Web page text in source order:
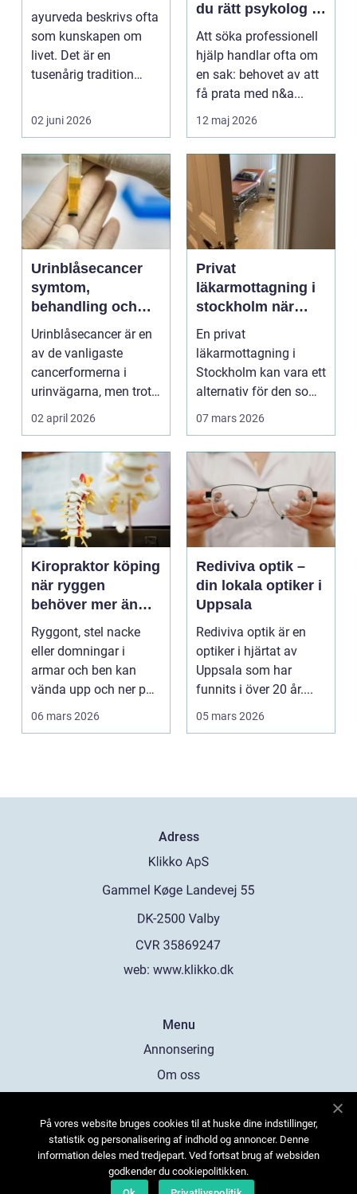
ayurveda beskrivs ofta
som kunskapen om
livet. Det är en
tusenårig tradition
kropp,...
02 juni 2026
du rätt psykolog i
Västerås för
samtal och terapi
Att söka professionell
hjälp handlar ofta om
en sak: behovet av att
få prata med n&a...
12 maj 2026
Urinblåsecancer
symtom,
behandling och
livet efter
diagnosen
Urinblåsecancer är en
av de vanligaste
cancerformerna i
urinvägarna, men trots
det hamnar den ofta
02 april 2026
Privat
läkarmottagning i
stockholm när
personlig vård och
specialistkunskap
är viktig
En privat
läkarmottagning i
Stockholm kan vara ett
alternativ för den som
vill ha snabb tillgång
07 mars 2026
Kiropraktor köping
när ryggen
behöver mer än
vila
Ryggont, stel nacke
eller domningar i
armar och ben kan
vända upp och ner på
vardagen. Många
06 mars 2026
Rediviva optik –
din lokala optiker i
Uppsala
Rediviva optik är en
optiker i hjärtat av
Uppsala som har
funnits i över 20 år....
05 mars 2026
Adress
web: www.klikko.dk
Menu
Annonsering
Om oss
Kontakta oss
Sitemap
På vores website bruges cookies til at huske dine indstillinger,
statistik og personalisering af indhold og annoncer. Denne
information deles med tredjepart. Ved fortsat brug af websiden
godkender du cookiepolitikken.